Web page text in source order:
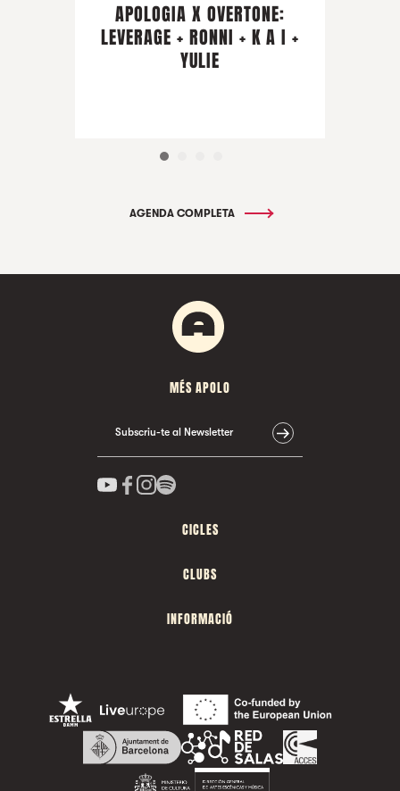
APOLOGIA X OVERTONE:
LEVERAGE + RONNI + K A I +
YULIE
AGENDA COMPLETA
MÉS APOLO
Subscriu-te al Newsletter
CICLES
CLUBS
INFORMACIÓ